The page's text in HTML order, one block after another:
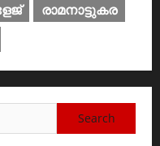
രാമനാട്ടുകര